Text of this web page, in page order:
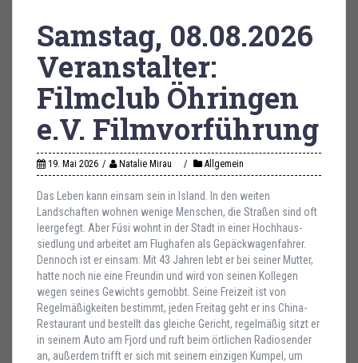
Samstag, 08.08.2026
Veranstalter:
Filmclub Öhringen
e.V. Filmvorführung
19. Mai 2026 Natalie Mirau Allgemein
Das Leben kann einsam sein in Island. In den weiten
Landschaften wohnen wenige Menschen, die Straßen sind oft
leergefegt. Aber Fúsi wohnt in der Stadt in einer Hochhaus-
siedlung und arbeitet am Flughafen als Gepäckwagenfahrer.
Dennoch ist er einsam: Mit 43 Jahren lebt er bei seiner Mutter,
hatte noch nie eine Freundin und wird von seinen Kollegen
wegen seines Gewichts gemobbt. Seine Freizeit ist von
Regelmäßigkeiten bestimmt, jeden Freitag geht er ins China-
Restaurant und bestellt das gleiche Gericht, regelmäßig sitzt er
in seinem Auto am Fjord und ruft beim örtlichen Radiosender
an, außerdem trifft er sich mit seinem einzigen Kumpel, um